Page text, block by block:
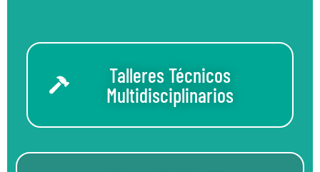
Talleres Técnicos
Multidisciplinarios